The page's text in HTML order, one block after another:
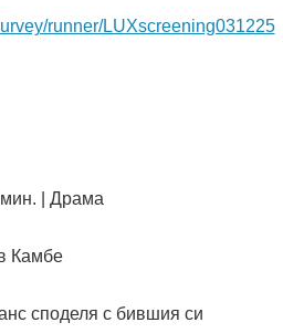
runner/LUXscreening031225
| Драма
Камбе
споделя с бившия си